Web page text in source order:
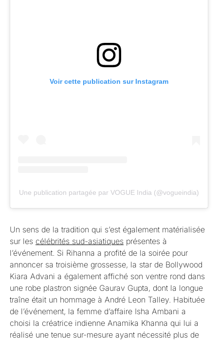
Voir cette publication sur Instagram
Une publication partagée par VOGUE India (@vogueindia)
Un sens de la tradition qui s’est également matérialisée
sur les célébrités sud-asiatiques présentes à
l’événement. Si Rihanna a profité de la soirée pour
annoncer sa troisième grossesse, la star de Bollywood
Kiara Advani a également affiché son ventre rond dans
une robe plastron signée Gaurav Gupta, dont la longue
traîne était un hommage à André Leon Talley. Habituée
de l’événement, la femme d’affaire Isha Ambani a
choisi la créatrice indienne Anamika Khanna qui lui a
réalisé une tenue sur-mesure ayant nécessité plus de